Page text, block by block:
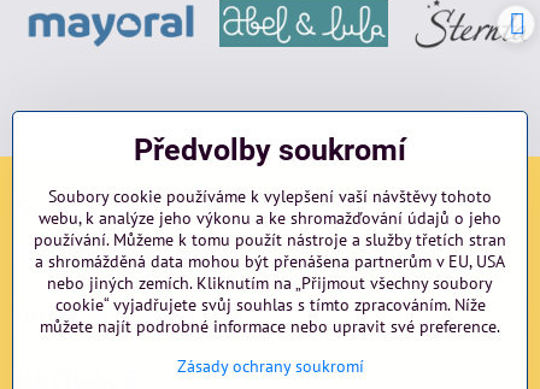
Sociální sítě
Facebook Instagram blog
Důležité odkazy
Předvolby soukromí
Soubory cookie používáme k vylepšení vaší návštěvy tohoto
webu, k analýze jeho výkonu a ke shromažďování údajů o jeho
používání. Můžeme k tomu použít nástroje a služby třetích stran
a shromážděná data mohou být přenášena partnerům v EU, USA
nebo jiných zemích. Kliknutím na „Přijmout všechny soubory
cookie“ vyjadřujete svůj souhlas s tímto zpracováním. Níže
můžete najít podrobné informace nebo upravit své preference.
Zásady ochrany soukromí